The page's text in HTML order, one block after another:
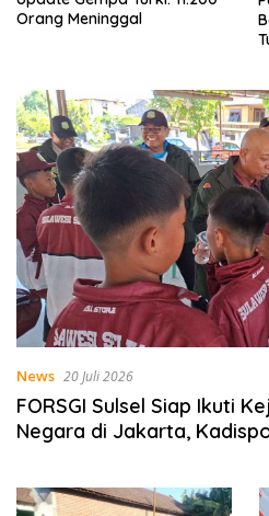
Orang Meninggal
News 20 Juli 2026
FORSGI Sulsel Siap Ikuti
Negara di Jakarta,